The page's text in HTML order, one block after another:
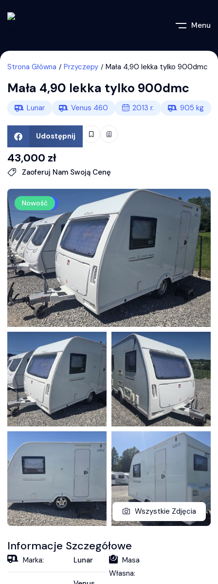
Menu
Strona Główna Przyczepy Mała 4,90 lekka tylko 900dmc
Mała 4,90 lekka tylko 900dmc
Lunar Venus 460 2013 r. 905 kg
Udostępnij
43,000 zł
Zaoferuj Nam Swoją Cenę
Polecany
Nowość
Wszystkie Zdjęcia
Informacje Szczegółowe
Marka: Lunar
Masa
Własna: